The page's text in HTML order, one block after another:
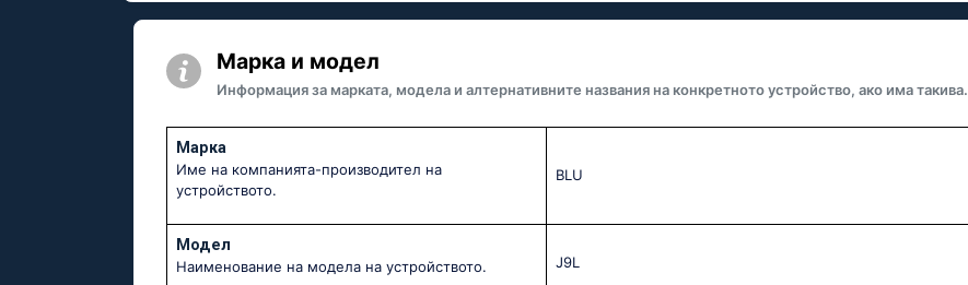
Марка и модел
Информация за марката, модела и алтернативните названия на конкретното устройство, ако има такива.
Марка
Име на компанията-производител на
устройството.
BLU
Модел
Наименование на модела на устройството.
J9L